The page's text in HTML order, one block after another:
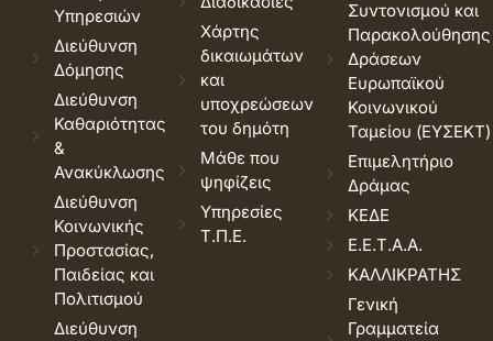
Υπηρεσιών
Διεύθυνση
Δόμησης
Διεύθυνση
Καθαριότητας
&
Ανακύκλωσης
Διεύθυνση
Κοινωνικής
Προστασίας,
Παιδείας και
Πολιτισμού
Διεύθυνση
Χάρτης
δικαιωμάτων
και
υποχρεώσεων
του δημότη
Μάθε που
ψηφίζεις
Υπηρεσίες
Τ.Π.Ε.
Συντονισμού και
Παρακολούθησης
Δράσεων
Ευρωπαϊκού
Κοινωνικού
Ταμείου (ΕΥΣΕΚΤ)
Επιμελητήριο
Δράμας
ΚΕΔΕ
Ε.Ε.Τ.Α.Α.
ΚΑΛΛΙΚΡΑΤΗΣ
Γενική
Γραμματεία